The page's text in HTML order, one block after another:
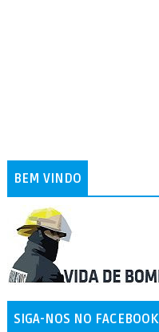
BEM VINDO
SIGA-NOS NO FACEBOOK